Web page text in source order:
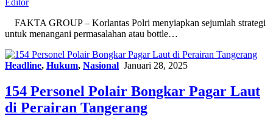
Editor
FAKTA GROUP – Korlantas Polri menyiapkan sejumlah strategi
untuk menangani permasalahan atau bottle…
Headline, Hukum, Nasional Januari 28, 2025
154 Personel Polair Bongkar Pagar Laut
di Perairan Tangerang